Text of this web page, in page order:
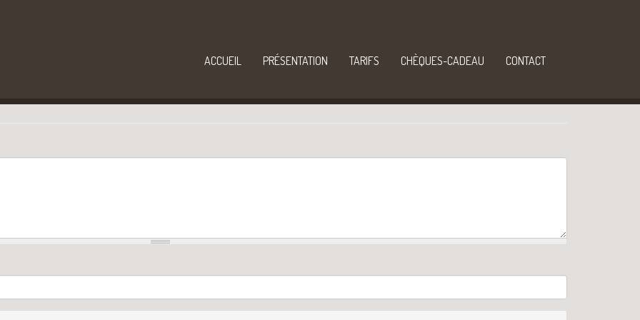
ACCUEIL PRÉSENTATION TARIFS CHÈQUES-CADEAU CONTACT